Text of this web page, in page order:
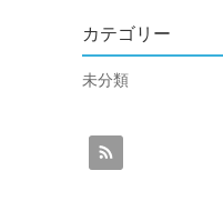
カテゴリー
未分類